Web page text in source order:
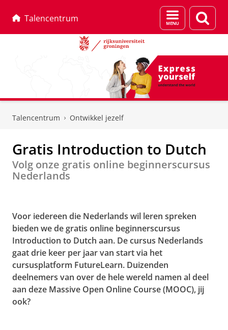
Talencentrum
Menu
en
Talencentrum Ontwikkel jezelf
Gratis Introduction to Dutch
Volg onze gratis online beginnerscursus
Nederlands
Voor iedereen die Nederlands wil leren spreken
bieden we de gratis online beginnerscursus
Introduction to Dutch aan. De cursus Nederlands
gaat drie keer per jaar van start via het
cursusplatform FutureLearn. Duizenden
deelnemers van over de hele wereld namen al deel
aan deze Massive Open Online Course (MOOC), jij
ook?